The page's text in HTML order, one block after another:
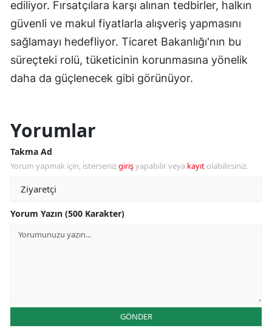
ediliyor. Fırsatçılara karşı alınan tedbirler, halkın
güvenli ve makul fiyatlarla alışveriş yapmasını
sağlamayı hedefliyor. Ticaret Bakanlığı'nın bu
süreçteki rolü, tüketicinin korunmasına yönelik
daha da güçlenecek gibi görünüyor.
Yorumlar
Takma Ad
Yorum yapmak için, istersenizgirişyapabilir veya kayıt olabilirsiniz.
Yorum Yazın (500 Karakter)
GÖNDER